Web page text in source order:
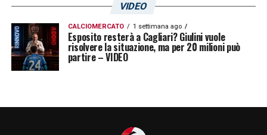
VIDEO
CALCIOMERCATO 1 settimana ago
Esposito resterà a Cagliari? Giulini vuole
risolvere la situazione, ma per 20 milioni può
partire – VIDEO